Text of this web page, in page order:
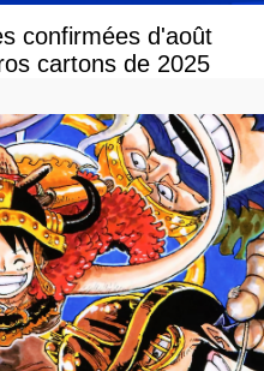
confirmées d'août
cartons de 2025